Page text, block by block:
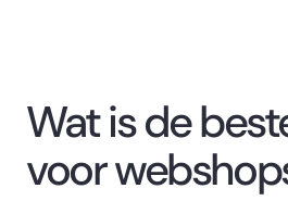
Wat is de
voor